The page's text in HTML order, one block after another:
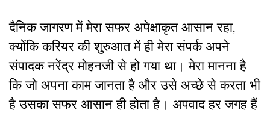
दैनिक जागरण में मेरा सफर अपेक्षाकृत आसान रहा,
क्योंकि करियर की शुरुआत में ही मेरा संपर्क अपने
संपादक नरेंद्र मोहनजी से हो गया था। मेरा मानना है
कि जो अपना काम जानता है और उसे अच्छे से करता भी
है उसका सफर आसान ही होता है। अपवाद हर जगह हैं